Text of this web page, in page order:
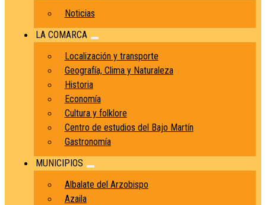
Noticias
LA COMARCA
Localización y transporte
Geografía, Clima y Naturaleza
Historia
Economía
Cultura y folklore
Centro de estudios del Bajo Martín
Gastronomía
MUNICIPIOS
Albalate del Arzobispo
Azaila